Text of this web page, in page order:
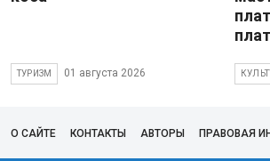
ТУРИЗМ 01 августа 2026
О САЙТЕ КОНТАКТЫ АВТОРЫ ПРАВОВАЯ